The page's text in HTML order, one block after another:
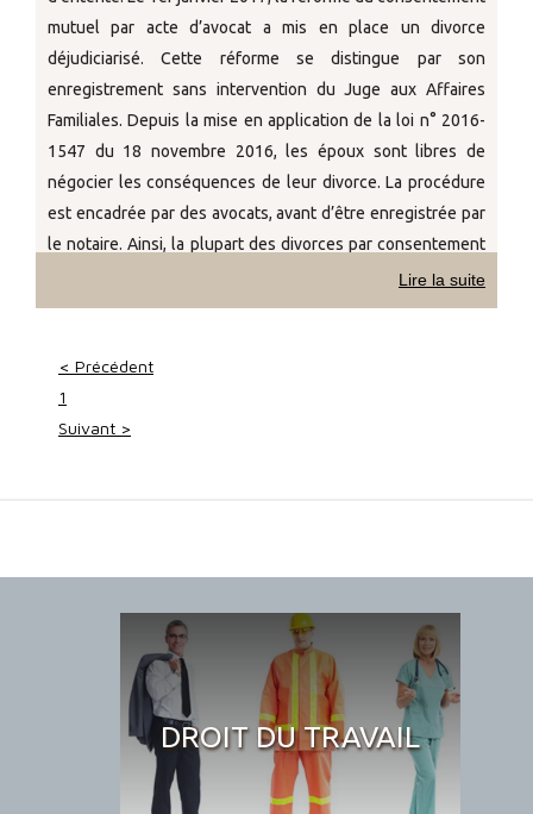
mutuel par acte d’avocat a mis en place un divorce
déjudiciarisé. Cette réforme se distingue par son
enregistrement sans intervention du Juge aux Affaires
Familiales. Depuis la mise en application de la loi n° 2016-
1547 du 18 novembre 2016, les époux sont libres de
négocier les conséquences de leur divorce. La procédure
est encadrée par des avocats, avant d’être enregistrée par
le notaire. Ainsi, la plupart des divorces par consentement
Lire la suite
< Précédent
1
Suivant >
DROIT DU TRAVAIL